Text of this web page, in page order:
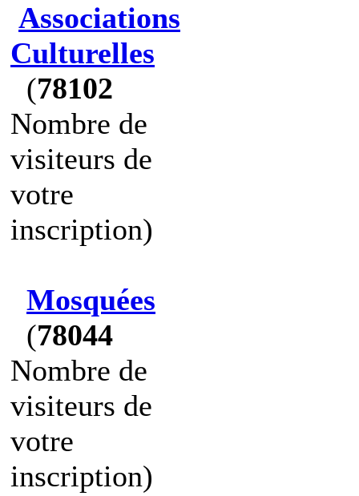
Associations
Culturelles
(78102
Nombre de
visiteurs de
votre
inscription)
Mosquées
(78044
Nombre de
visiteurs de
votre
inscription)